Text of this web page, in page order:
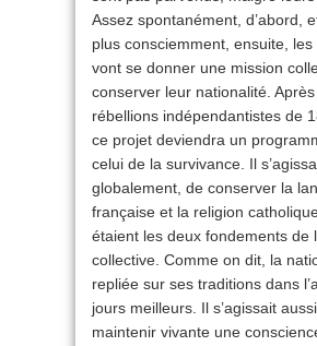
Assez spontanément, d’abord,
plus consciemment, ensuite,
vont se donner une mission
conserver leur nationalité. Après
rébellions indépendantistes de
ce projet deviendra un
celui de la survivance. Il
globalement, de conserver la
française et la religion
étaient les deux fondements de
collective. Comme on dit, la
repliée sur ses traditions dans
jours meilleurs. Il s’agissait
maintenir vivante une